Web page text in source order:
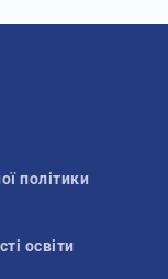
політики
освіти